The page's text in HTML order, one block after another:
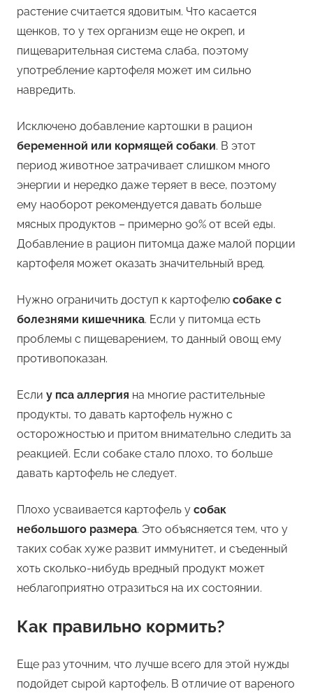
растение считается ядовитым. Что касается
щенков, то у тех организм еще не окреп, и
пищеварительная система слаба, поэтому
употребление картофеля может им сильно
навредить.
Исключено добавление картошки в рацион
беременной или кормящей собаки. В этот
период животное затрачивает слишком много
энергии и нередко даже теряет в весе, поэтому
ему наоборот рекомендуется давать больше
мясных продуктов – примерно 90% от всей еды.
Добавление в рацион питомца даже малой порции
картофеля может оказать значительный вред.
Нужно ограничить доступ к картофелю собаке с
болезнями кишечника. Если у питомца есть
проблемы с пищеварением, то данный овощ ему
противопоказан.
Если у пса аллергия на многие растительные
продукты, то давать картофель нужно с
осторожностью и притом внимательно следить за
реакцией. Если собаке стало плохо, то больше
давать картофель не следует.
Плохо усваивается картофель у собак
небольшого размера. Это объясняется тем, что у
таких собак хуже развит иммунитет, и съеденный
хоть сколько-нибудь вредный продукт может
неблагоприятно отразиться на их состоянии.
Как правильно кормить?
Еще раз уточним, что лучше всего для этой нужды
подойдет сырой картофель. В отличие от вареного